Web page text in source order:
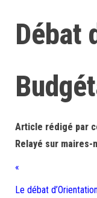
Débat
Article rédigé par
Relayé sur maires-
«
Le débat